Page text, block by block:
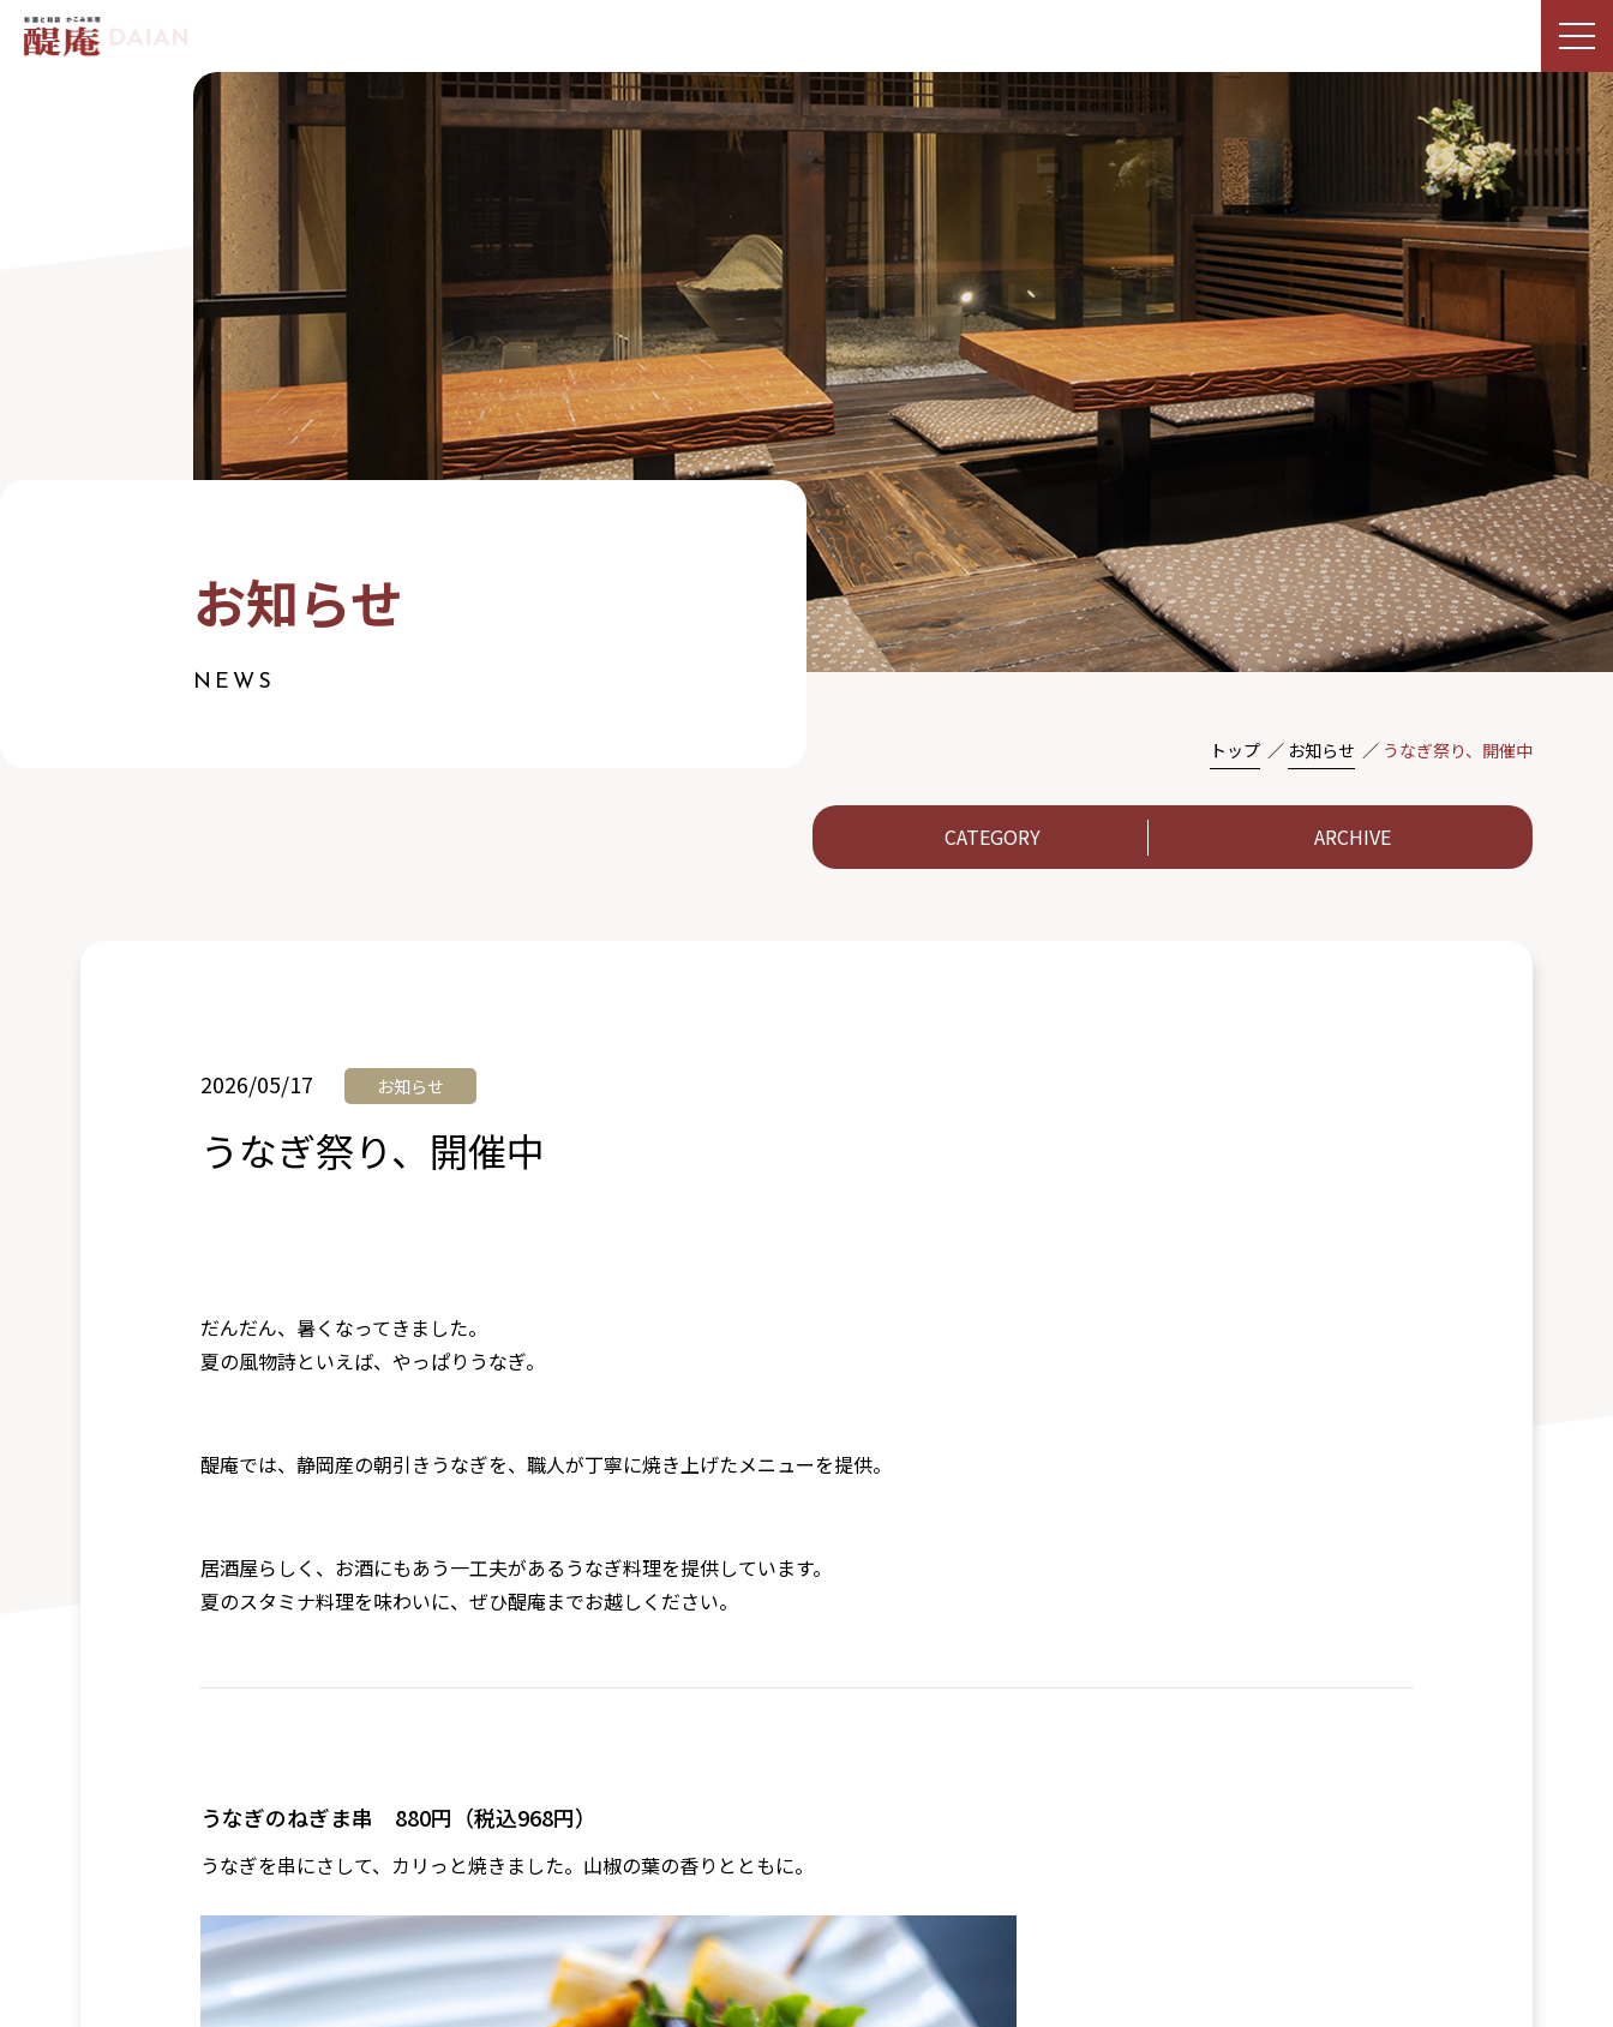
お知らせ
NEWS
トップ お知らせ うなぎ祭り、開催中
CATEGORY ARCHIVE
2026/05/17 お知らせ
うなぎ祭り、開催中
だんだん、暑くなってきました。
夏の風物詩といえば、やっぱりうなぎ。
醍庵では、静岡産の朝引きうなぎを、職人が丁寧に焼き上げたメニューを提供。
居酒屋らしく、お酒にもあう一工夫があるうなぎ料理を提供しています。
夏のスタミナ料理を味わいに、ぜひ醍庵までお越しください。
うなぎのねぎま串 880円（税込968円）
うなぎを串にさして、カリっと焼きました。山椒の葉の香りとともに。